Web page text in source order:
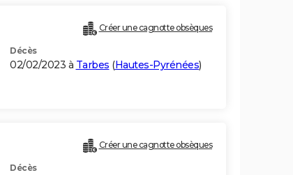
Créer une cagnotte obsèques
Décès
02/02/2023 à Tarbes (Hautes-Pyrénées)
Créer une cagnotte obsèques
Décès